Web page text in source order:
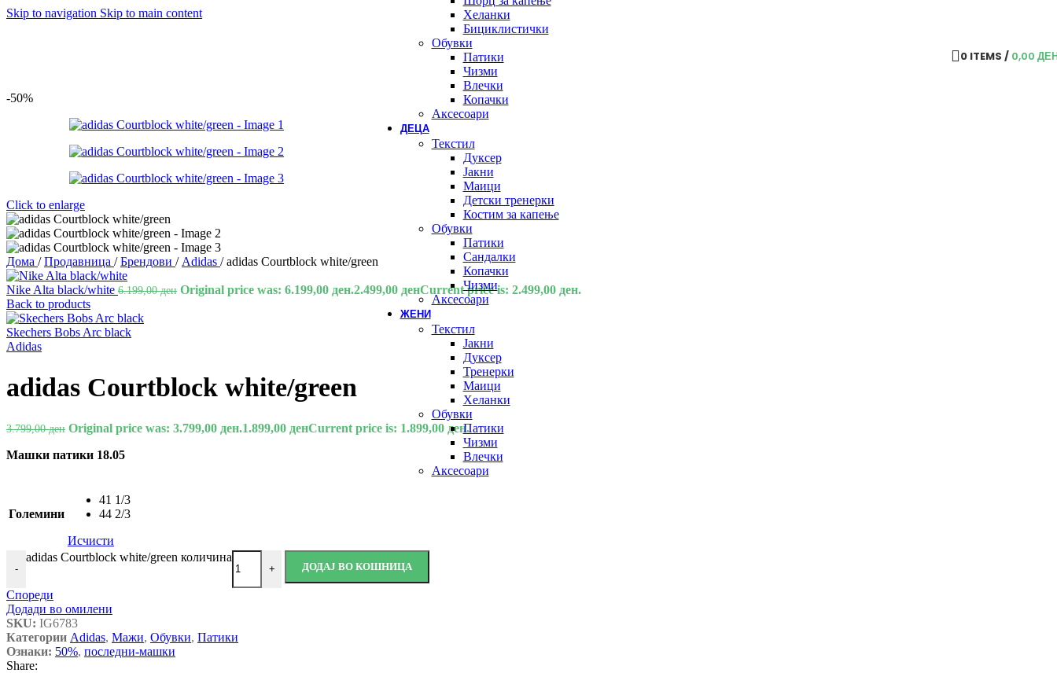
Skip to navigation Skip to main content
Хеланки
Бициклистички
Обувки
Патики
Чизми
Влечки
Копачки
Аксесоари
ДЕЦА
Текстил
Дуксер
Јакни
Маици
Детски тренерки
Костим за капење
Обувки
Патики
Сандалки
Копачки
Чизми
Аксесоари
ЖЕНИ
Текстил
Јакни
Дуксер
Тренерки
Маици
Хеланки
Обувки
Патики
Чизми
Влечки
Аксесоари
0 ITEMS / 0,00
-50%
Click to enlarge
Дома / Продавница / Брендови / Adidas / adidas Courtblock white/green
Nike Alta black/white 6.199,00ден Original price was: 6.199,00 ден.2.499,00 денCurrent price is: 2.499,00 ден.
Back to products
Skechers Bobs Arc black
Adidas
adidas Courtblock white/green
3.799,00ден Original price was: 3.799,00 ден.1.899,00 денCurrent price is: 1.899,00 ден.
Машки патики 18.05
Големини
41 1/3
44 2/3
Исчисти
-
adidas Courtblock white/green количина
+ ДОДАЈ ВО КОШНИЦА
Спореди
Додади во омилени
SKU: IG6783
Категории Adidas, Мажи, Обувки, Патики
Ознаки: 50%, последни-машки
Share: